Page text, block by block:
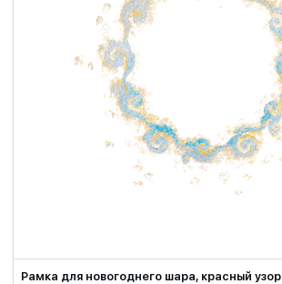
Рамка для новогоднего шара, красный узор